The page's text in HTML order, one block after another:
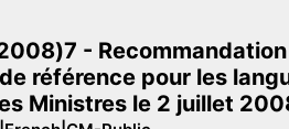
-
référence pour les
Ministres le 2 juillet